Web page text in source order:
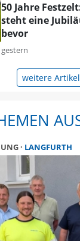
50 Jahre
steht eine
bevor
gestern
weitere Artikel
LANGFURTH